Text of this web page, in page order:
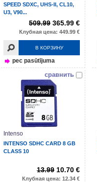
SPEED SDXC, UHS-II, CL10,
U3, V90...
509.99 365.99 €
Клубная цена: 449.99 €
В КОРЗИНУ
pec pasūtījuma
сравнить
Intenso
INTENSO SDHC CARD 8 GB
CLASS 10
13.99 10.70 €
Клубная цена: 12.34 €